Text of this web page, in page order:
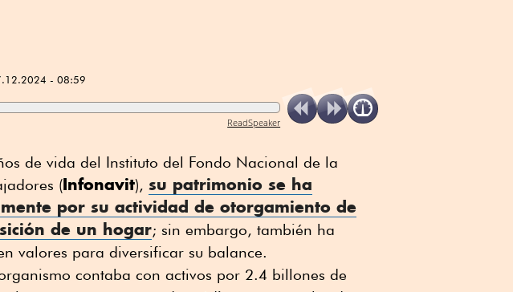
- 08:59
ReadSpeaker
de vida del Instituto del Fondo Nacional de la
(Infonavit), su patrimonio se ha
por su actividad de otorgamiento de
de un hogar; sin embargo, también ha
valores para diversificar su balance.
contaba con activos por 2.4 billones de